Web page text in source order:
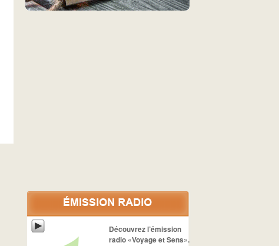
Découvrez l’émission
radio «Voyage et Sens».